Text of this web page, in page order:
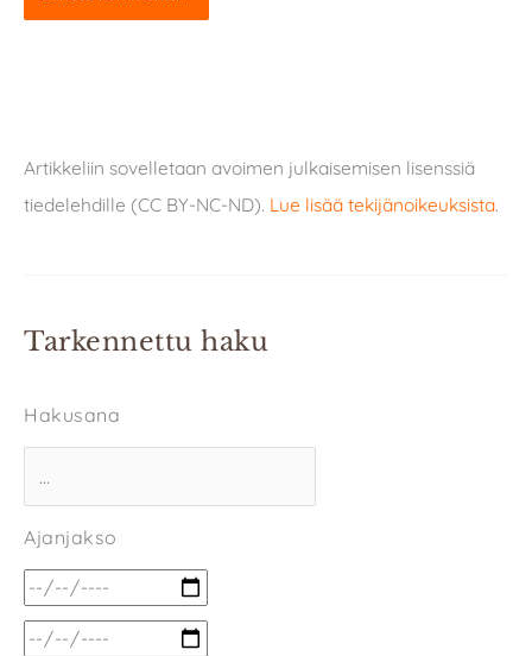
Artikkeliin sovelletaan avoimen julkaisemisen lisenssiä
tiedelehdille (CC BY-NC-ND). Lue lisää tekijänoikeuksista.
Tarkennettu haku
Hakusana
Ajanjakso